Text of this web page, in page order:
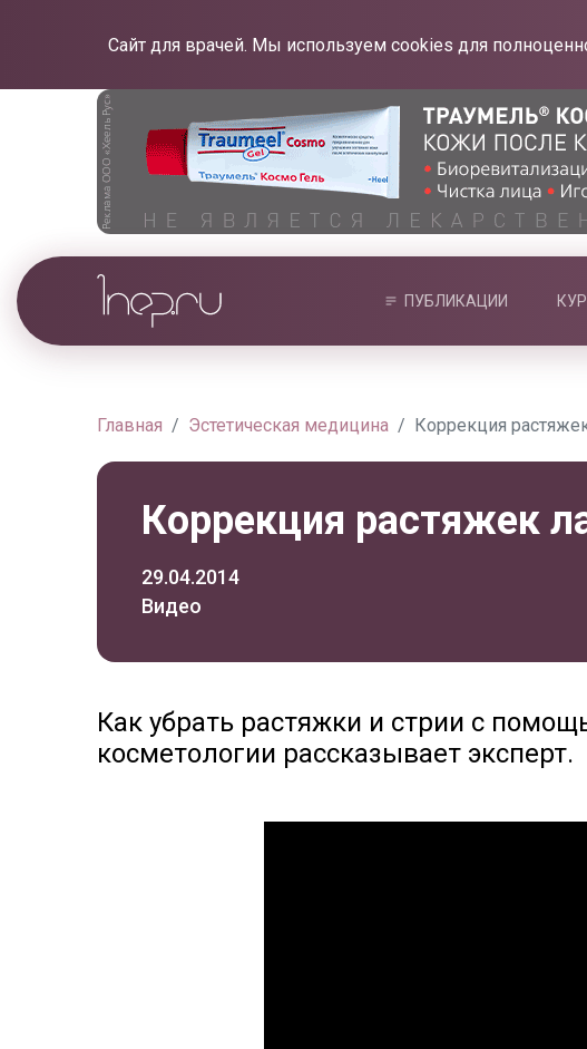
Сайт для врачей. Мы используем cookies для
ПУБЛИКАЦИИ
Главная Эстетическая медицина Коррекция
Коррекция растяжек
29.04.2014
Видео
Как убрать растяжки и стрии с
косметологии рассказывает эксперт.